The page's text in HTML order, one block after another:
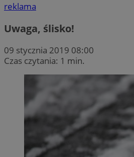
reklama
Uwaga, ślisko!
09 stycznia 2019 08:00
Czas czytania: 1 min.